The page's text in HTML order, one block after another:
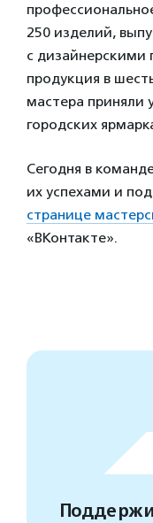
250 изделий,
с дизайнерскими
продукция в
мастера приняли
городских
Сегодня в
их успехами и
странице
«ВКонтакте».